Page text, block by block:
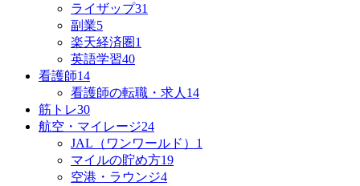
ライザップ31
副業5
楽天経済圏 1
英語学習40
看護師14
看護師の転職・求人 14
筋トレ30
航空・マイレージ24
JAL（ワンワールド） 1
マイルの貯め方19
空港・ラウンジ4